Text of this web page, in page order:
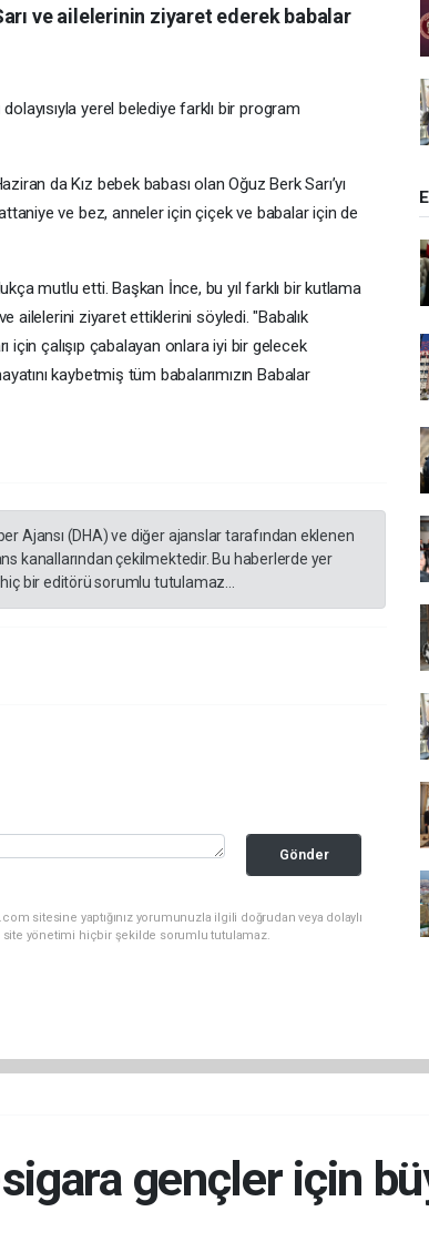
ve ailelerinin ziyaret ederek babalar
dolayısıyla yerel belediye farklı bir program
da Kız bebek babası olan Oğuz Berk Sarı’yı
ve bez, anneler için çiçek ve babalar için de
mutlu etti. Başkan İnce, bu yıl farklı bir kutlama
ailelerini ziyaret ettiklerini söyledi. "Babalık
için çalışıp çabalayan onlara iyi bir gelecek
kaybetmiş tüm babalarımızın Babalar
Ajansı (DHA) ve diğer ajanslar tarafından eklenen
kanallarından çekilmektedir. Bu haberlerde yer
bir editörü sorumlu tutulamaz...
Gönder
sitesine yaptığınız yorumunuzla ilgili doğrudan veya dolaylı
site yönetimi hiçbir şekilde sorumlu tutulamaz.
gençler için